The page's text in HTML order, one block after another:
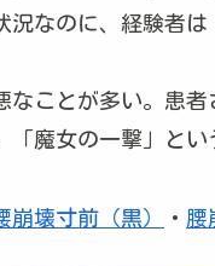
況なのに、経験者は
なことが多い。患
「魔女の一撃」と
崩壊寸前（黒） ・ 腰